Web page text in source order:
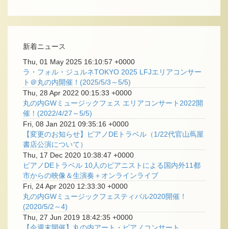
新着ニュース
Thu, 01 May 2025 16:10:57 +0000
ラ・フォル・ジュルネTOKYO 2025 LFJエリアコンサー
ト＠丸の内開催！(2025/5/3～5/5)
Thu, 28 Apr 2022 00:15:33 +0000
丸の内GWミュージックフェス エリアコンサート2022開
催！(2022/4/27～5/5)
Fri, 08 Jan 2021 09:35:16 +0000
【変更のお知らせ】ピアノDEトラベル（1/22代官山蔦屋
書店公演について）
Thu, 17 Dec 2020 10:38:47 +0000
ピアノDEトラベル 10人のピアニストによる国内外11都
市からの映像＆生演奏＋オンラインライブ
Fri, 24 Apr 2020 12:33:30 +0000
丸の内GWミュージックフェスティバル2020開催！
(2020/5/2～4)
Thu, 27 Jun 2019 18:42:35 +0000